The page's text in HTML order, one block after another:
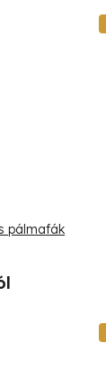
pálmafák